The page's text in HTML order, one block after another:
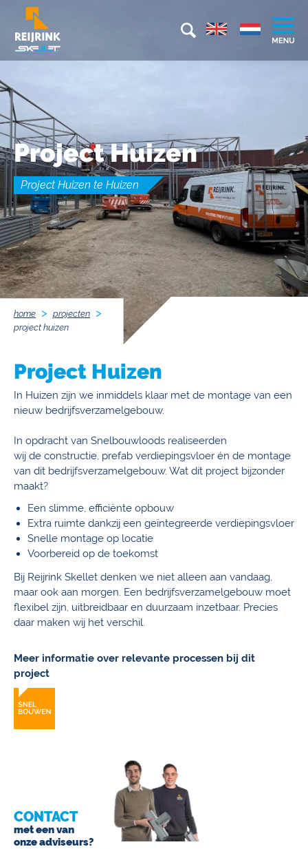
Project Huizen
Project Huizen te Huizen
home
projecten
project huizen
Project Huizen
In Huizen zijn we inmiddels klaar met de montage van een
nieuw bedrijfsverzamelgebouw.
In opdracht van Snelbouwloods realiseerden
wij de constructie, prefab verdiepingsvloer én de montage
van dit bedrijfsverzamelgebouw. Wat dit project bijzonder
maakt?
Een slimme, efficiënte opbouw
Extra ruimte dankzij een geïntegreerde verdiepingsvloer
Snelle montage op locatie
Voorbereid op de toekomst
Bij Reijrink Skellet denken we niet alleen aan vandaag,
maar ook aan morgen. Een bedrijfsverzamelgebouw moet
flexibel zijn, uitbreidbaar en duurzaam inzetbaar. Precies
daar maken wij het verschil.
Meer informatie over relevante processen bij dit
project
CONTACT
met een van
onze adviseurs?